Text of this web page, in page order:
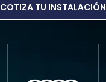
COTIZA TU INSTALACIÓN